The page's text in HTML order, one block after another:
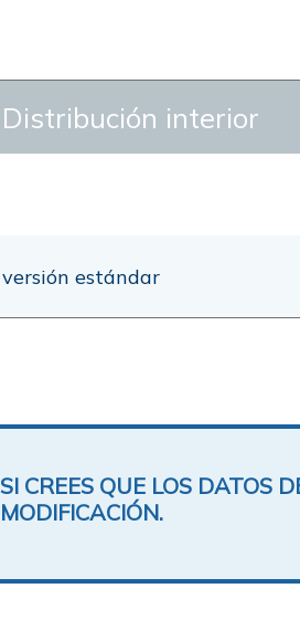
Distribución interior
versión estándar
SI CREES QUE LOS DATOS
MODIFICACIÓN.